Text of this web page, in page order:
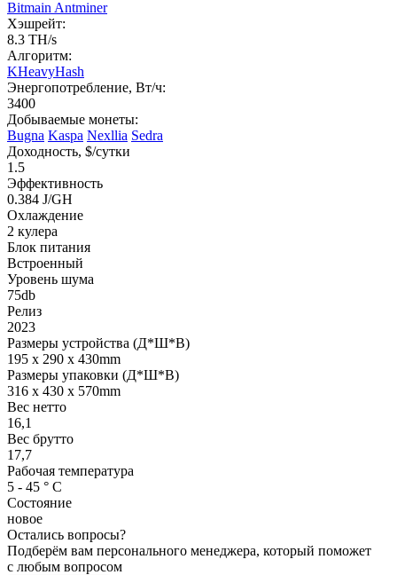
Bitmain Antminer
Хэшрейт:
8.3 TH/s
Алгоритм:
KHeavyHash
Энергопотребление, Вт/ч:
3400
Добываемые монеты:
Bugna Kaspa Nexllia Sedra
Доходность, $/сутки
1.5
Эффективность
0.384 J/GH
Охлаждение
2 кулера
Блок питания
Встроенный
Уровень шума
75db
Релиз
2023
Размеры устройства (Д*Ш*В)
195 x 290 x 430mm
Размеры упаковки (Д*Ш*В)
316 x 430 x 570mm
Вес нетто
16,1
Вес брутто
17,7
Рабочая температура
5 - 45 ° С
Состояние
новое
Остались вопросы?
Подберём вам персонального менеджера, который поможет
с любым вопросом